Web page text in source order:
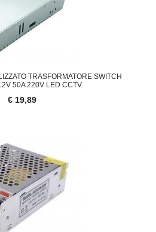
TRASFORMATORE SWITCH
50A 220V LED CCTV
€ 19,89